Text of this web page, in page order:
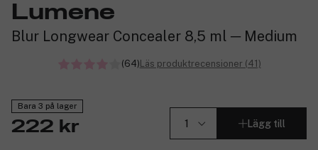
Lumene
Blur Longwear Concealer 8,5 ml ─ Medium
(64)Läs produktrecensioner (41)
Bara 3 på lager
222 kr Lägg till